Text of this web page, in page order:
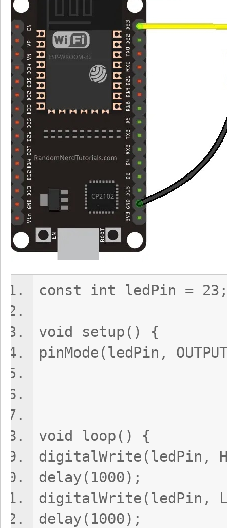
const int ledPin =
void setup() {
pinMode(ledPin,
void loop() {
digitalWrite(ledPin,
delay(1000);
digitalWrite(ledPin,
delay(1000);